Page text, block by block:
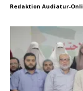
Redaktion Audiatur-